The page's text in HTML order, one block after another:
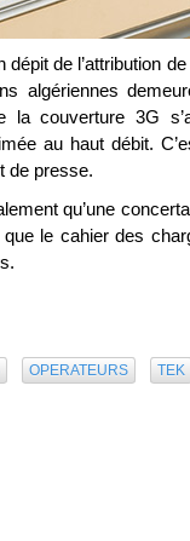
dépit de l’attribution
algériennes
la couverture 3G
au haut débit.
de presse.
qu’une
le cahier des
OPERATEURS TEK